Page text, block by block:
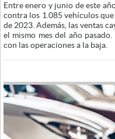
Entre enero y junio de este
contra los 1.085 vehículos
de 2023. Además, las ventas
el mismo mes del año
con las operaciones a la baja.